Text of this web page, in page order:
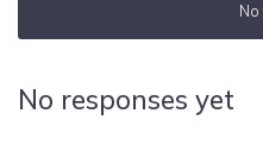
No responses yet